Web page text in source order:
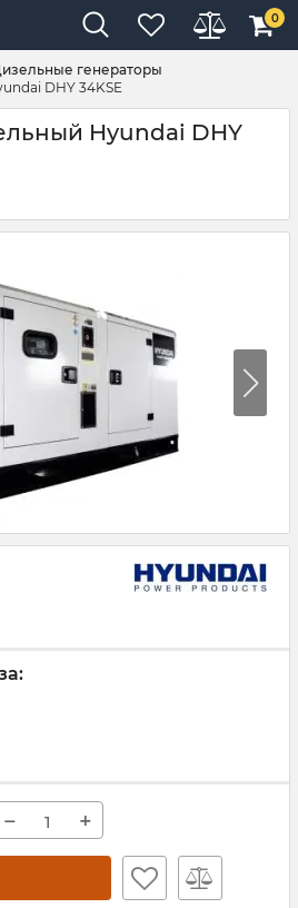
0
генераторы
DHY 34KSE
Hyundai DHY
− +